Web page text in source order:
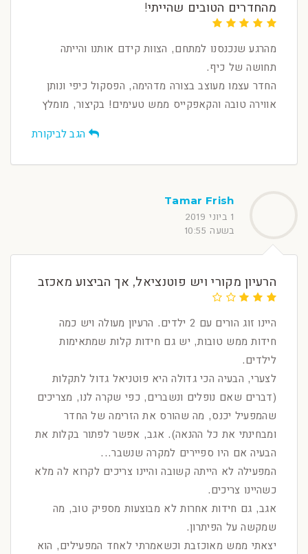
מהחדרים הטובים שהייתי!
מהרגע שנכנסנו למתחם, הצוות קידם אותנו והייתה
תחושה של כיף.
החדר עצמו מעוצב בצורה מדהימה, הפסקול כיפי ונותן
אווירה טובה והקאפקייס ממש טעימים! בקיצור, מומלץ
הגב לביקורת
Tamar Frish
1 ביוני 2019
בשעה 10:55
הרעיון מקורי ויש פוטנציאל, אך הביצוע מאכזב
היינו זוג הורים עם 2 ילדים. הרעיון מעולה ויש כמה
חידות ממש טובות, יש גם חידות קלות שמתאימות
לילדים.
לצערי, הבעיה הכי גדולה היא פוטניאל גדול לתקלות
(דברים שאם נופלים ונשברים, כפי שקרה לנו, מצריכים
שהמפעיל יכנס, מה שהורס את הזרימה של החדר
ומבחינתי את כל ההנאה). אגב, אפשר לפתור בקלות את
הבעיה אם היו ספיירים למקרה שנשבר...
המפעילה לא הייתה קשובה והיינו צריכים לקרוא לה מלא
כשהיינו צריכים.
אגב, גם חידות אחרות לא מבוצעות מספיק טוב, מה
שמקשה על הפיתרון.
יצאתי ממש מאוכזבת וכשאמרתי לאחד המפעילים, הוא